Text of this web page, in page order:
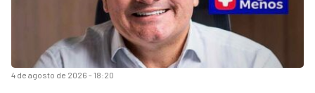
4 de agosto de 2026 - 18:20